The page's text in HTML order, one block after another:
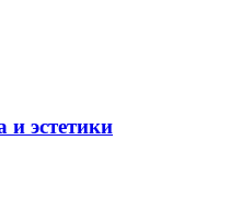
и эстетики